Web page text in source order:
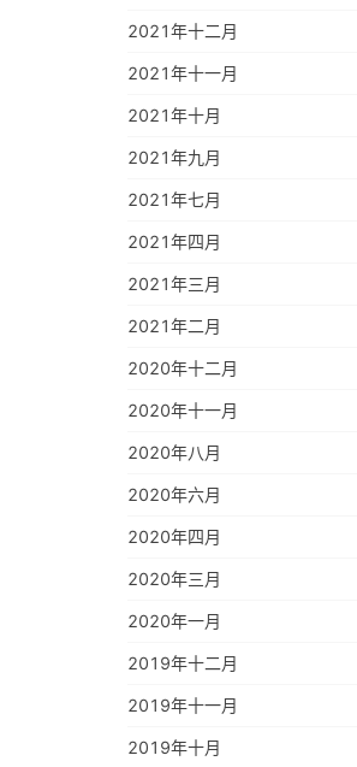
2021年十二月
2021年十一月
2021年十月
2021年九月
2021年七月
2021年四月
2021年三月
2021年二月
2020年十二月
2020年十一月
2020年八月
2020年六月
2020年四月
2020年三月
2020年一月
2019年十二月
2019年十一月
2019年十月